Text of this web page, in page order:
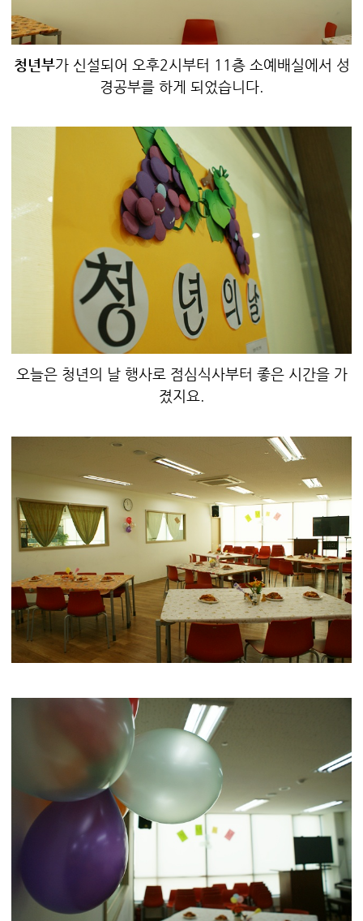
청년부가 신설되어 오후2시부터 11층 소예배실에서 성
경공부를 하게 되었습니다.
오늘은 청년의 날 행사로 점심식사부터 좋은 시간을 가
졌지요.